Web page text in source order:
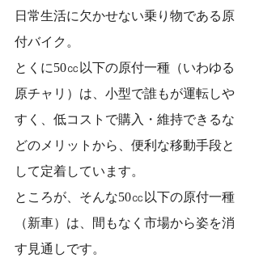
日常生活に欠かせない乗り物である原
付バイク。
とくに50㏄以下の原付一種（いわゆる
原チャリ）は、小型で誰もが運転しや
すく、低コストで購入・維持できるな
どのメリットから、便利な移動手段と
して定着しています。
ところが、そんな50㏄以下の原付一種
（新車）は、間もなく市場から姿を消
す見通しです。